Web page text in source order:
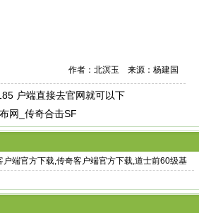
作者：北溟玉 来源：杨建国
户端直接去官网就可以下
网_传奇合击SF
户端官方下载,传奇客户端官方下载,道士前60级基